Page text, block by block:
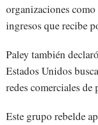
organizaciones
ingresos que recibe
Paley también
Estados Unidos
redes comerciales
Este grupo rebelde